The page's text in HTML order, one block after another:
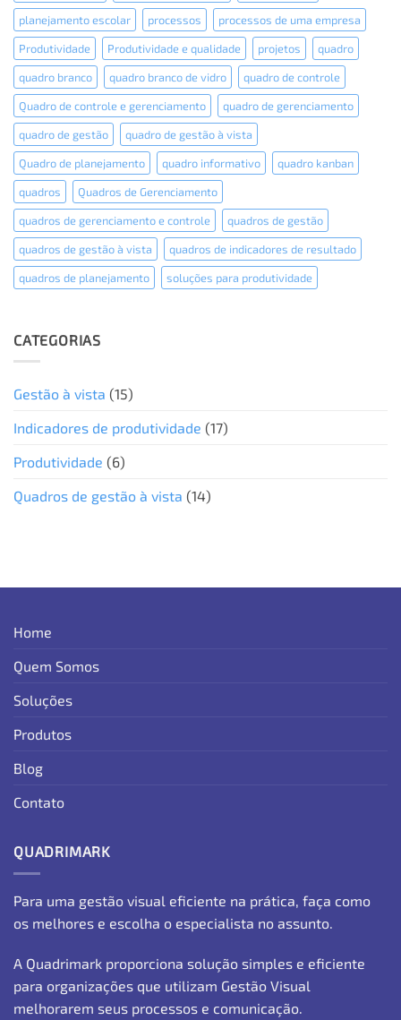
planejamento escolar
processos
processos de uma empresa
Produtividade
Produtividade e qualidade projetos
quadro
quadro branco
quadro branco de vidro
quadro de controle
Quadro de controle e gerenciamento
quadro de gerenciamento
quadro de gestão
quadro de gestão à vista
Quadro de planejamento
quadro informativo
quadro kanban
quadros
Quadros de Gerenciamento
quadros de gerenciamento e controle
quadros de gestão
quadros de gestão à vista
quadros de indicadores de resultado
quadros de planejamento
soluções para produtividade
CATEGORIAS
Gestão à vista (15)
Indicadores de produtividade (17)
Produtividade (6)
Quadros de gestão à vista (14)
Home
Quem Somos
Soluções
Produtos
Blog
Contato
QUADRIMARK
Para uma gestão visual eficiente na prática, faça como
os melhores e escolha o especialista no assunto.
A Quadrimark proporciona solução simples e eficiente
para organizações que utilizam Gestão Visual
melhorarem seus processos e comunicação.